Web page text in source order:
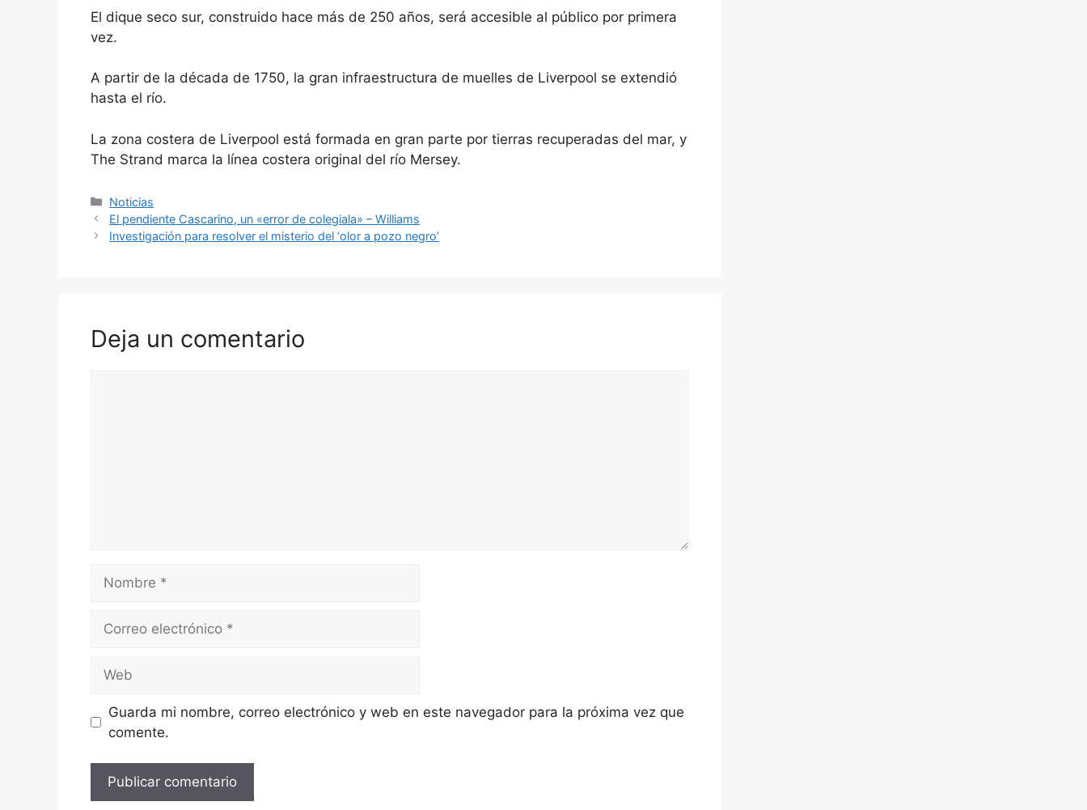
El dique seco sur, construido hace más de 250 años, será accesible al público por primera
vez.
A partir de la década de 1750, la gran infraestructura de muelles de Liverpool se extendió
hasta el río.
La zona costera de Liverpool está formada en gran parte por tierras recuperadas del mar, y
The Strand marca la línea costera original del río Mersey.
Categorías
Noticias
El pendiente Cascarino, un «error de colegiala» – Williams
Investigación para resolver el misterio del ‘olor a pozo negro’
Deja un comentario
electrónico
Guarda mi nombre, correo electrónico y web en este navegador para la próxima vez que
comente.